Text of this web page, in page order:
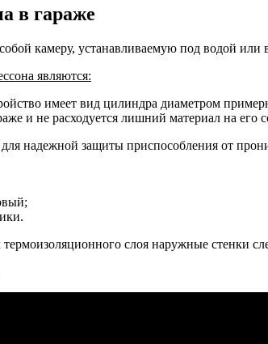
в гараже
камеру, устанавливаемую под водой
являются:
имеет вид цилиндра диаметром
и не расходуется лишний материал на его
надежной защиты приспособления от
слоя наружные стенки